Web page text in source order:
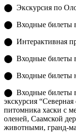
⬤ Экскурсия по
⬤ Входные билеты
⬤ Интерактивная
⬤ Входные билеты в
⬤ Входные билеты
⬤ Входные билеты
экскурсия
питомника хаски с
оленей, Саамской
животными, гранд-